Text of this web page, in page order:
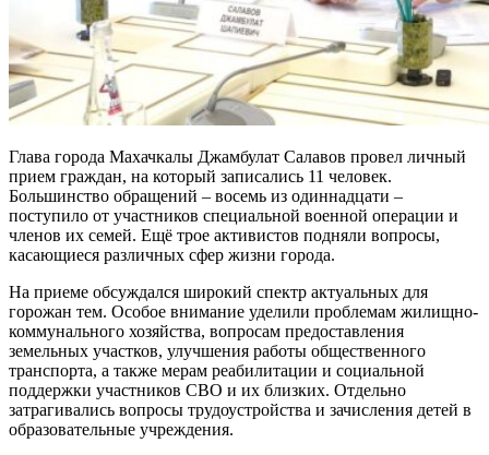
Глава города Махачкалы Джамбулат Салавов провел личный
прием граждан, на который записались 11 человек.
Большинство обращений – восемь из одиннадцати –
поступило от участников специальной военной операции и
членов их семей. Ещё трое активистов подняли вопросы,
касающиеся различных сфер жизни города.
На приеме обсуждался широкий спектр актуальных для
горожан тем. Особое внимание уделили проблемам жилищно-
коммунального хозяйства, вопросам предоставления
земельных участков, улучшения работы общественного
транспорта, а также мерам реабилитации и социальной
поддержки участников СВО и их близких. Отдельно
затрагивались вопросы трудоустройства и зачисления детей в
образовательные учреждения.